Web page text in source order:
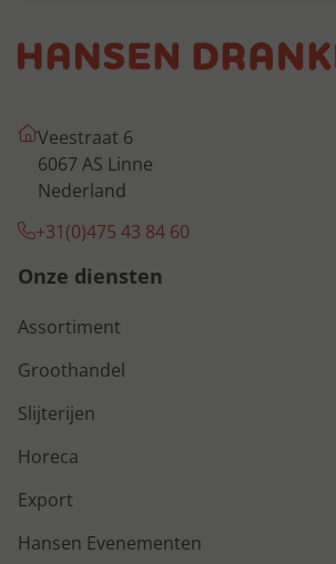
Veestraat 6
6067 AS Linne
Nederland
+31(0)475 43 84 60
Onze diensten
Assortiment
Groothandel
Slijterijen
Horeca
Export
Hansen Evenementen